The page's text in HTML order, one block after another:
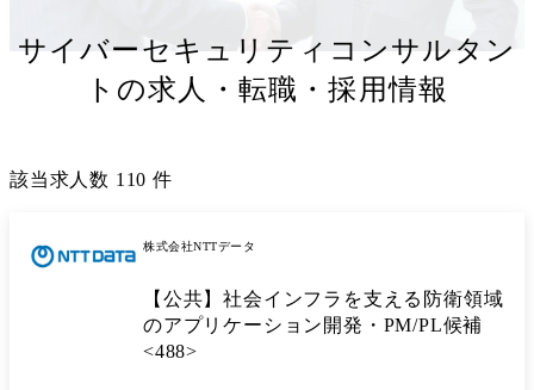
サイバーセキュリティコンサルタン
トの求人・転職・採用情報
該当求人数 110 件
株式会社NTTデータ
【公共】社会インフラを支える防衛領域
のアプリケーション開発・PM/PL候補
<488>